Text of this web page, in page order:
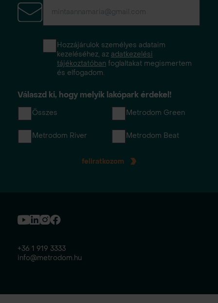
Hozzájárulok személyes adataim
kezeléséhez, az adatkezelési
tájékoztatóbanfoglaltakat megismertem
és elfogadom.
Válaszd ki, hogy melyik lakópark érdekel!
Összes Metrodom Green
Metrodom River Metrodom Beat
feliratkozom
+36 1 919 3333
info@metrodom.hu